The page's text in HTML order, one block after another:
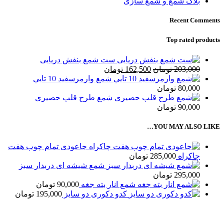
Recent Comments
Top rated products
ست شمع بنفش دریایی
203,000 تومان قیمت
اصلی:
بود.
162,500 تومان
فعلی:
شمع وارمرسفيد 10 تايي
80,000 تومان
شمع طرح قلب حصیری
90,000 تومان
YOU MAY ALSO LIKE…
جاعودی تمام چوب هفت
چاکراه 285,000 تومان
شمع شیشه ای دربدار سبز
295,000 تومان
شمع انار بته جغه 90,000 تومان
کدو دکوری دو سایز 195,000 تومان